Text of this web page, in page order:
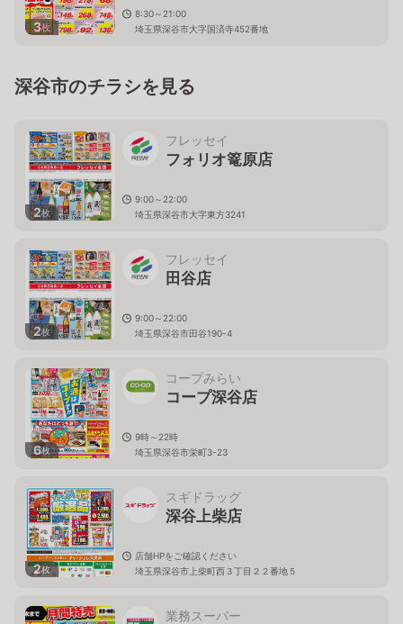
3枚
8:30～21:00
埼玉県深谷市大字国済寺452番地
深谷市のチラシを見る
2枚
フレッセイ
フォリオ篭原店
9:00～22:00
埼玉県深谷市大字東方3241
2枚
フレッセイ
田谷店
9:00～22:00
埼玉県深谷市田谷190-4
6枚
コープみらい
コープ深谷店
9時～22時
埼玉県深谷市栄町3-23
2枚
スギドラッグ
深谷上柴店
店舗HPをご確認ください
埼玉県深谷市上柴町西３丁目２２番地５
業務スーパー